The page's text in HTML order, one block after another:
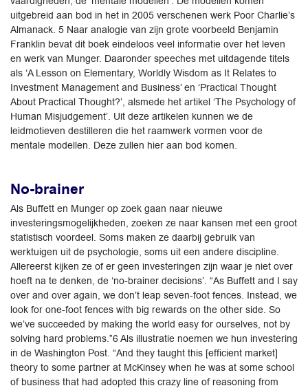
uitgebreid aan bod in het in 2005 verschenen werk Poor Charlie’s
Almanack. 5 Naar analogie van zijn grote voorbeeld Benjamin
Franklin bevat dit boek eindeloos veel informatie over het leven
en werk van Munger. Daaronder speeches met uitdagende titels
als ‘A Lesson on Elementary, Worldly Wisdom as It Relates to
Investment Management and Business’ en ‘Practical Thought
About Practical Thought?’, alsmede het artikel ‘The Psychology of
Human Misjudgement’. Uit deze artikelen kunnen we de
leidmotieven destilleren die het raamwerk vormen voor de
mentale modellen. Deze zullen hier aan bod komen.
No-brainer
Als Buffett en Munger op zoek gaan naar nieuwe
investeringsmogelijkheden, zoeken ze naar kansen met een groot
statistisch voordeel. Soms maken ze daarbij gebruik van
werktuigen uit de psychologie, soms uit een andere discipline.
Allereerst kijken ze of er geen investeringen zijn waar je niet over
hoeft na te denken, de ‘no-brainer decisions’. “As Buffett and I say
over and over again, we don’t leap seven-foot fences. Instead, we
look for one-foot fences with big rewards on the other side. So
we’ve succeeded by making the world easy for ourselves, not by
solving hard problems.”6 Als illustratie noemen we hun investering
in de Washington Post. “And they taught this [efficient market]
theory to some partner at McKinsey when he was at some school
of business that had adopted this crazy line of reasoning from